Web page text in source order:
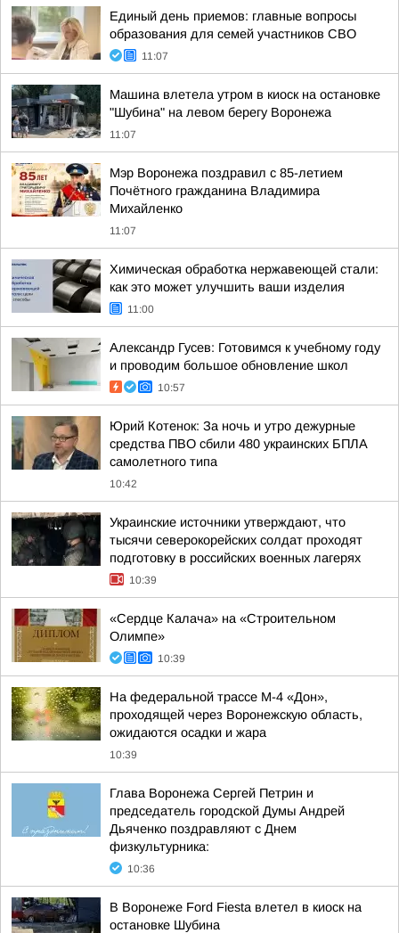
Единый день приемов: главные вопросы
образования для семей участников СВО
11:07
Машина влетела утром в киоск на остановке
"Шубина" на левом берегу Воронежа
11:07
Мэр Воронежа поздравил с 85-летием
Почётного гражданина Владимира
Михайленко
11:07
Химическая обработка нержавеющей стали:
как это может улучшить ваши изделия
11:00
Александр Гусев: Готовимся к учебному году
и проводим большое обновление школ
10:57
Юрий Котенок: За ночь и утро дежурные
средства ПВО сбили 480 украинских БПЛА
самолетного типа
10:42
Украинские источники утверждают, что
тысячи северокорейских солдат проходят
подготовку в российских военных лагерях
10:39
«Сердце Калача» на «Строительном
Олимпе»
10:39
На федеральной трассе М-4 «Дон»,
проходящей через Воронежскую область,
ожидаются осадки и жара
10:39
Глава Воронежа Сергей Петрин и
председатель городской Думы Андрей
Дьяченко поздравляют с Днем
физкультурника:
10:36
В Воронеже Ford Fiesta влетел в киоск на
остановке Шубина